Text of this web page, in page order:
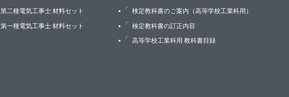
第二種電気工事士 材料セット
第一種電気工事士 材料セット
検定教科書のご案内（高等学校工業科用）
検定教科書の訂正内容
高等学校工業科用 教科書目録